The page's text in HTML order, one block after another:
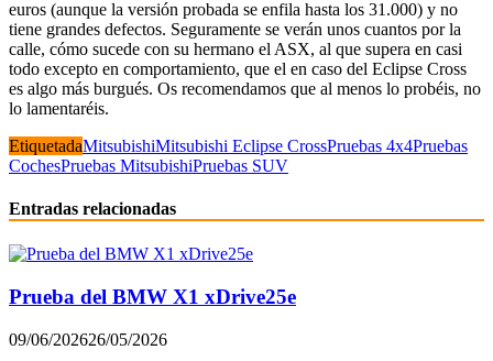
euros (aunque la versión probada se enfila hasta los 31.000) y no
tiene grandes defectos. Seguramente se verán unos cuantos por la
calle, cómo sucede con su hermano el ASX, al que supera en casi
todo excepto en comportamiento, que el en caso del Eclipse Cross
es algo más burgués. Os recomendamos que al menos lo probéis, no
lo lamentaréis.
EtiquetadaMitsubishiMitsubishi Eclipse CrossPruebas 4x4Pruebas
CochesPruebas MitsubishiPruebas SUV
Entradas relacionadas
Prueba del BMW X1 xDrive25e
09/06/202626/05/2026